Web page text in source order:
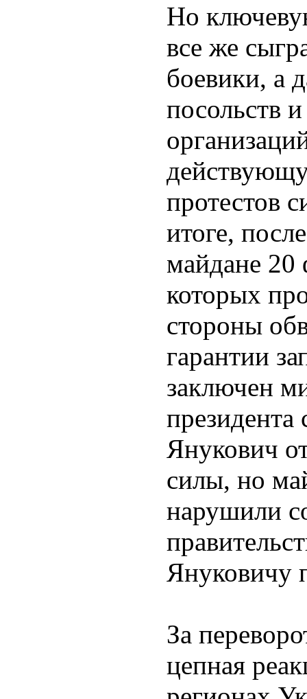
Но
все же
боевики, а
посольств
протестов
итоге,
майдане 20
которых
стороны
гарантии
заключен
президента
Янукович
силы, но
нарушили
Януковичу
За
цепная